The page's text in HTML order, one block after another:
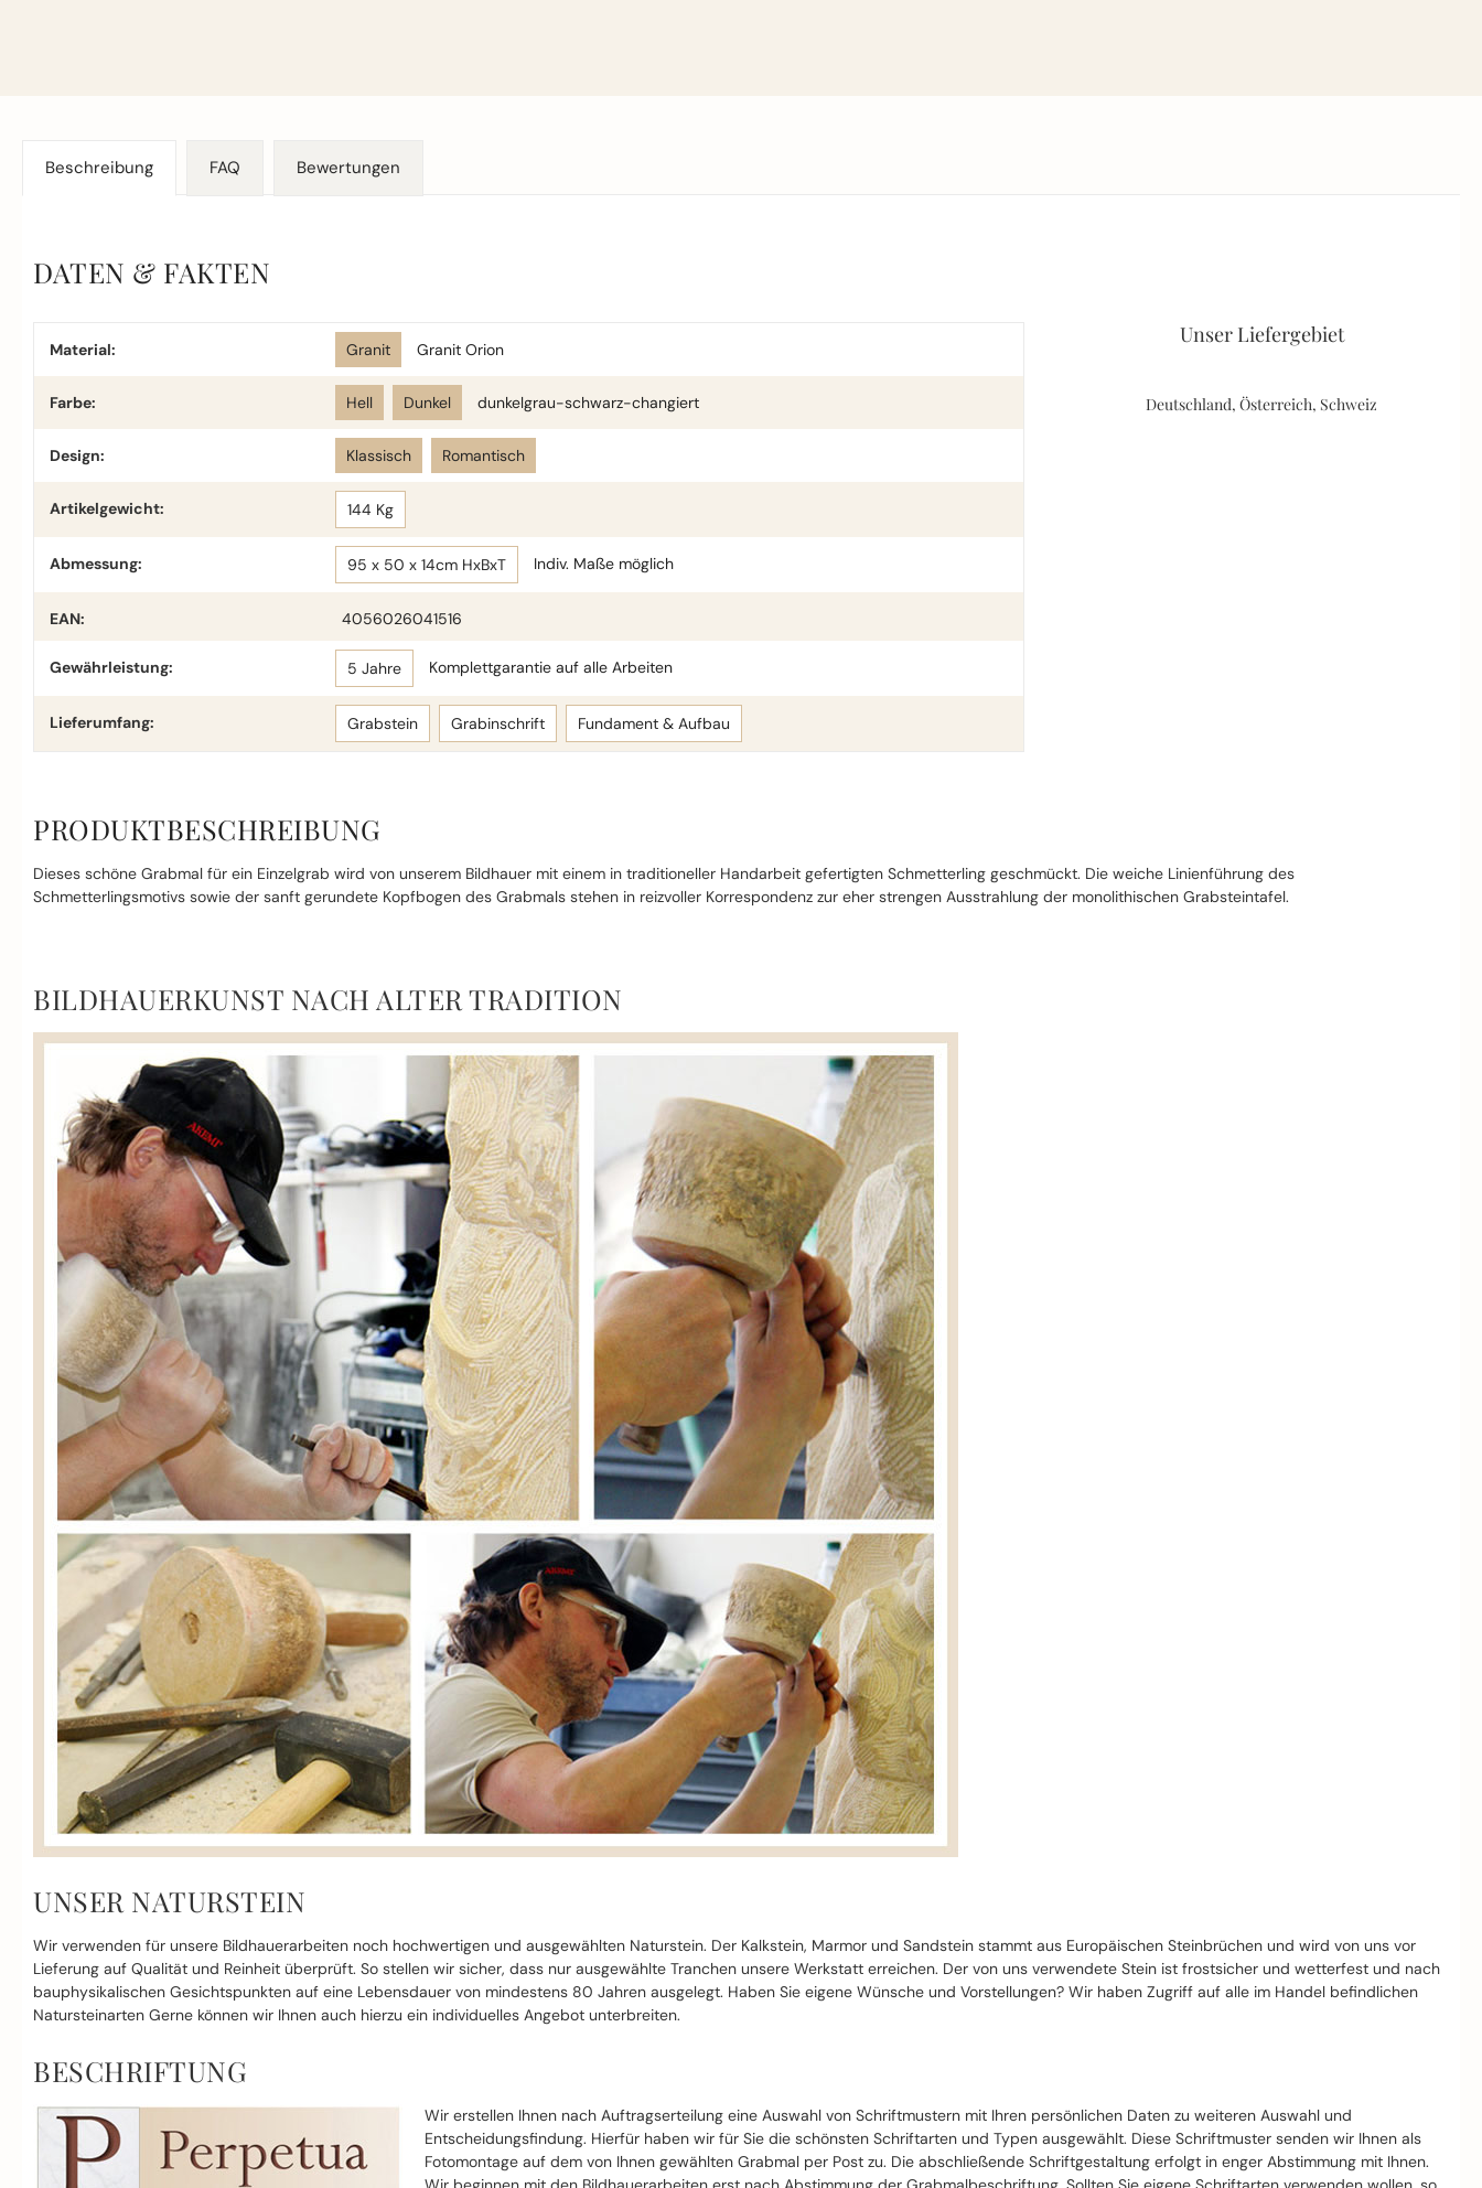
Beschreibung
DATEN & FAKTEN
Material: Granit Granit Orion
Farbe: Hell Dunkel dunkelgrau-schwarz-changiert
Design: Klassisch Romantisch
Artikelgewicht: 144 Kg
Abmessung: 95 x 50 x 14cm HxBxT Indiv. Maße möglich
EAN: 4056026041516
Gewährleistung: 5 Jahre Komplettgarantie auf alle Arbeiten
Lieferumfang: Grabstein Grabinschrift Fundament & Aufbau
Unser Liefergebiet
Deutschland, Österreich, Schweiz
PRODUKTBESCHREIBUNG
Dieses schöne Grabmal für ein Einzelgrab wird von unserem Bildhauer mit einem in traditioneller Handarbeit gefertigten Schmetterling geschmückt. Die weiche Linienführung des
Schmetterlingsmotivs sowie der sanft gerundete Kopfbogen des Grabmals stehen in reizvoller Korrespondenz zur eher strengen Ausstrahlung der monolithischen Grabsteintafel.
BILDHAUERKUNST NACH ALTER TRADITION
UNSER NATURSTEIN
Wir verwenden für unsere Bildhauerarbeiten noch hochwertigen und ausgewählten Naturstein. Der Kalkstein, Marmor und Sandstein stammt aus Europäischen Steinbrüchen und wird von uns vor
Lieferung auf Qualität und Reinheit überprüft. So stellen wir sicher, dass nur ausgewählte Tranchen unsere Werkstatt erreichen. Der von uns verwendete Stein ist frostsicher und wetterfest und nach
bauphysikalischen Gesichtspunkten auf eine Lebensdauer von mindestens 80 Jahren ausgelegt. Haben Sie eigene Wünsche und Vorstellungen? Wir haben Zugriff auf alle im Handel befindlichen
Natursteinarten Gerne können wir Ihnen auch hierzu ein individuelles Angebot unterbreiten.
BESCHRIFTUNG
Wir erstellen Ihnen nach Auftragserteilung eine Auswahl von Schriftmustern mit Ihren persönlichen Daten zu weiteren Auswahl und
Entscheidungsfindung. Hierfür haben wir für Sie die schönsten Schriftarten und Typen ausgewählt. Diese Schriftmuster senden wir Ihnen als
Fotomontage auf dem von Ihnen gewählten Grabmal per Post zu. Die abschließende Schriftgestaltung erfolgt in enger Abstimmung mit Ihnen.
FAQ Bewertungen